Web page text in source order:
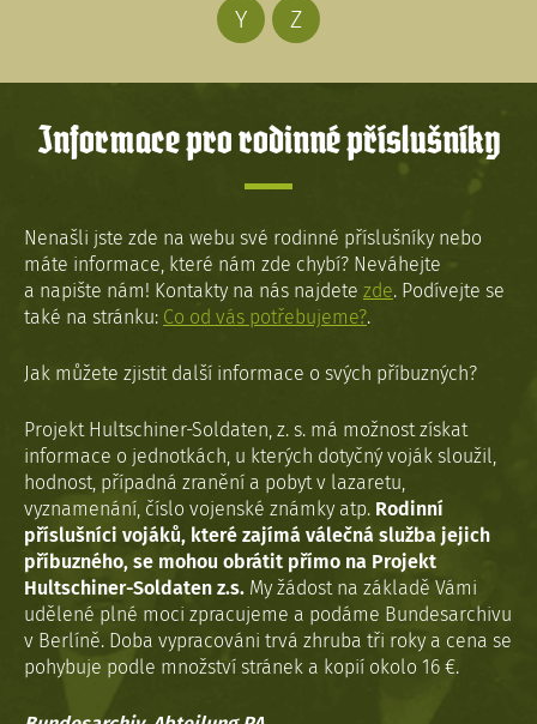
Y
Z
Informace pro rodinné příslušníky
Nenašli jste zde na webu své rodinné příslušníky nebo
máte informace, které nám zde chybí? Neváhejte
a napište nám! Kontakty na nás najdete zde. Podívejte se
také na stránku: Co od vás potřebujeme?.
Jak můžete zjistit další informace o svých příbuzných?
Projekt Hultschiner-Soldaten, z. s. má možnost získat
informace o jednotkách, u kterých dotyčný voják sloužil,
hodnost, případná zranění a pobyt v lazaretu,
vyznamenání, číslo vojenské známky atp. Rodinní
příslušníci vojáků, které zajímá válečná služba jejich
příbuzného, se mohou obrátit přímo na Projekt
Hultschiner-Soldaten z.s. My žádost na základě Vámi
udělené plné moci zpracujeme a podáme Bundesarchivu
v Berlíně. Doba vypracováni trvá zhruba tři roky a cena se
pohybuje podle množství stránek a kopií okolo 16 €.